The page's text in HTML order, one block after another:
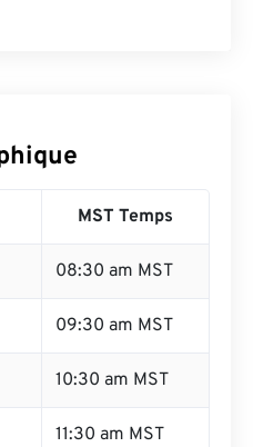
MST Temps
08:30 am MST
09:30 am MST
10:30 am MST
11:30 am MST